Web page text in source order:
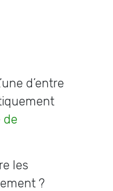
d’entre
de
les
?